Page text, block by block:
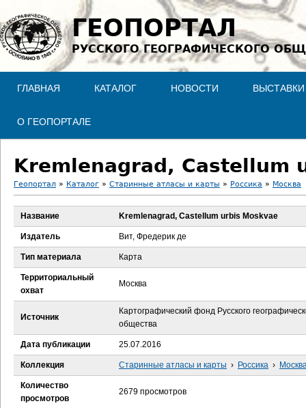
Jump to navigation
ГЕОПОРТАЛ
РУССКОГО ГЕОГРАФИЧЕСКОГО
ГЛАВНАЯ КАТАЛОГ НОВОСТИ ВЫСТАВКИ
О ГЕОПОРТАЛЕ
Kremlenagrad, Castellum
В
ы
д
е
с
ь
Геопортал » Каталог » Старинные атласы и карты » Россика » Москва
Название Kremlenagrad, Castellum urbis Moskvae
Издатель Вит, Фредерик де
Тип материала Карта
Территориальный
охват
Москва
Источник
Картографический фонд Русского
общества
Дата публикации 25.07.2016
Коллекция Старинные атласы и карты › Россика ›
Количество
просмотров
2679 просмотров